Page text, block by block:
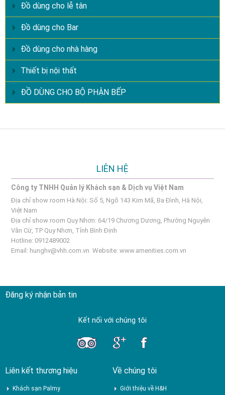
Đồ dùng cho lễ tân
Đồ dùng cho Bar
Đồ dùng cho nhà hàng
Thiết bị nội thất
ĐỒ DÙNG CHO BỘ PHẬN BẾP
LIÊN HỆ
Công ty TNHH Quản lý Khách sạn & Dịch vụ Việt Nam
Địa chỉ show room Hà Nội: Số 5, Ngõ 143 Kim Mã, Ba Đình, Hà Nội,
Việt Nam
Địa chỉ show room Quy Nhơn: 64/19 Chương Dương, Phường Nguyên
Văn Cừ, TP Quy Nhơn, Tỉnh Bình Định
Hotline: 0912489002
Email: hunghv@vhh.com.vn Website:www.amenities.com.vn
Đăng ký nhận bản tin
Kết nối với chúng tôi
Liên kết thương hiệu
Khách sạn Palmy
Về chúng tôi
Giới thiệu về H&H